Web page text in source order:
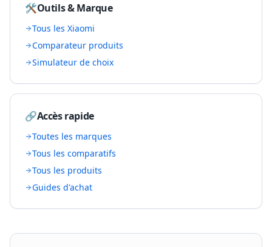
🛠️Outils & Marque
Tous les Xiaomi
Comparateur produits
Simulateur de choix
🔗Accès rapide
Toutes les marques
Tous les comparatifs
Tous les produits
Guides d'achat